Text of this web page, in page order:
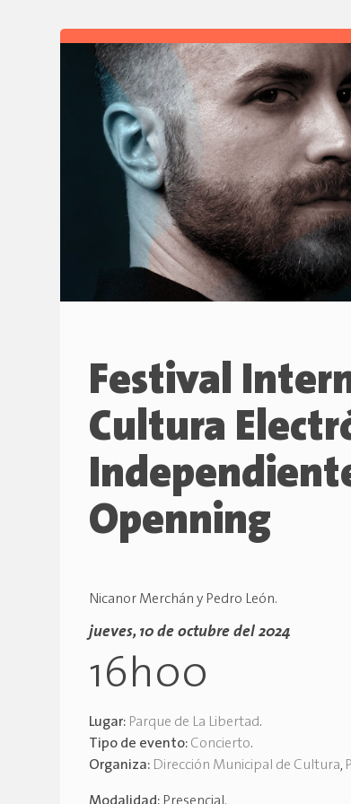
Festival
Cultura
Openning
Nicanor Merchán y Pedro León.
jueves, 10 de octubre del 2024
16h00
Lugar: Parque de La Libertad.
Tipo de evento: Concierto.
Organiza: Dirección Municipal de Cultura,